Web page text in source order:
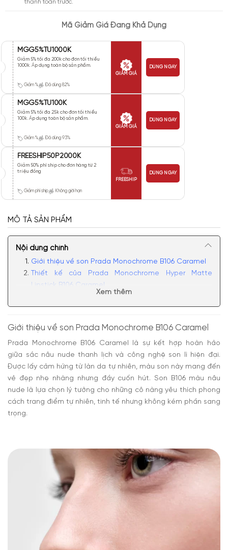
thanh toán trước.
Mã Giảm Giá Đang Khả Dụng
MGG5%TU1000K
Giảm 5% tối đa 200k cho đơn tối thiểu
1000k. Áp dụng toàn bộ sản phẩm.
Giảm % Đã dùng 82%
GIẢM GIÁ
DÙNG NGAY
MGG5%TU100K
Giảm 5% tối đa 25k cho đơn tối thiểu
100k. Áp dụng toàn bộ sản phẩm.
Giảm % Đã dùng 93%
GIẢM GIÁ
DÙNG NGAY
FREESHIP50P2000K
Giảm 50% phí ship cho đơn hàng từ 2
triệu đồng
Giảm phí ship Không giới hạn
FREESHIP
DÙNG NGAY
MÔ TẢ SẢN PHẨM
Nội dung chính
Giới thiệu về son Prada Monochrome B106 Caramel
Thiết kế của Prada Monochrome Hyper Matte
Lipstick B106 Caramel
B106 Caramel Màu Nâu Nude
Xem thêm
Giới thiệu về son Prada Monochrome B106 Caramel
Prada Monochrome B106 Caramel là sự kết hợp hoàn hảo
giữa sắc nâu nude thanh lịch và công nghệ son lì hiện đại.
Được lấy cảm hứng từ làn da tự nhiên, màu son này mang đến
vẻ đẹp nhẹ nhàng nhưng đầy cuốn hút. Son B106 màu nâu
nude là lựa chọn lý tưởng cho những cô nàng yêu thích phong
cách trang điểm tự nhiên, tinh tế nhưng không kém phần sang
trọng.